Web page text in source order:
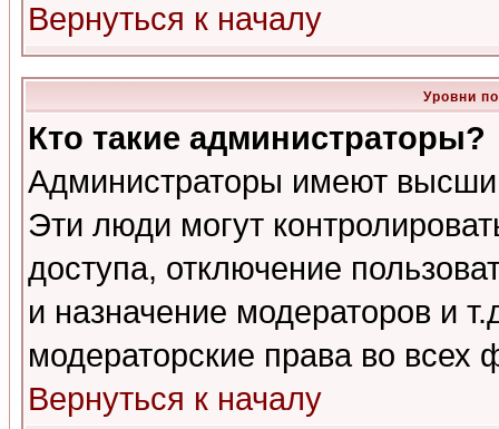
Вернуться к началу
Уровни
Кто такие администраторы?
Администраторы имеют
Эти люди могут
доступа, отключение
и назначение модераторов и
модераторские права во всех
Вернуться к началу